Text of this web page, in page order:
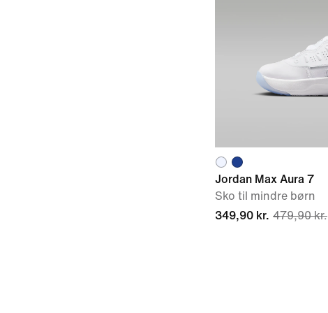
Jordan Max Aura 7
Sko til mindre børn
349,90 kr. 479,90 kr.